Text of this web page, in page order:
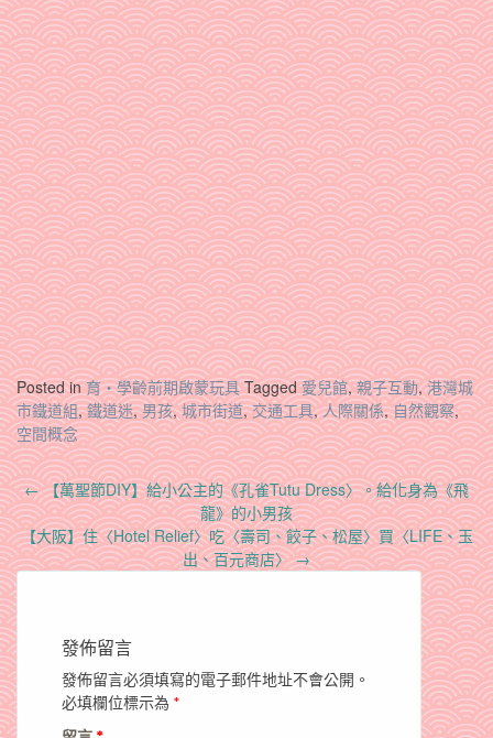
Posted in育‧學齡前期啟蒙玩具Tagged愛兒館,親子互動,港灣城
市鐵道組,鐵道迷,男孩,城市街道,交通工具,人際關係,自然觀察,
空間概念
Post
navigation
←【萬聖節DIY】給小公主的《孔雀Tutu Dress〉。給化身為《飛
龍》的小男孩
【大阪】住〈Hotel Relief〉吃〈壽司、餃子、松屋〉買〈LIFE、玉
出、百元商店〉→
發佈留言
發佈留言必須填寫的電子郵件地址不會公開。
必填欄位標示為 *